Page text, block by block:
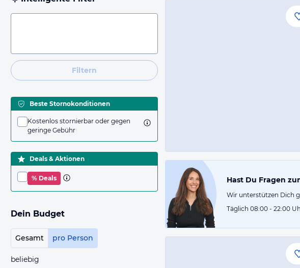
Filtern
Beste Stornokonditionen
Kostenlos stornierbar oder gegen
geringe Gebühr
Deals & Aktionen
% Deals
Dein Budget
Gesamt pro Person
beliebig
Hast Du Fragen
Wir unterstützen Dich
Täglich 08:00 - 22:00